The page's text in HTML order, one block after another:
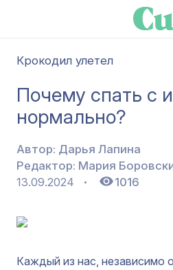
Крокодил улетел
Почему спать с
нормально?
Автор: Дарья Лапина
Редактор: Мария
13.09.2024
1016
Каждый из нас, независимо